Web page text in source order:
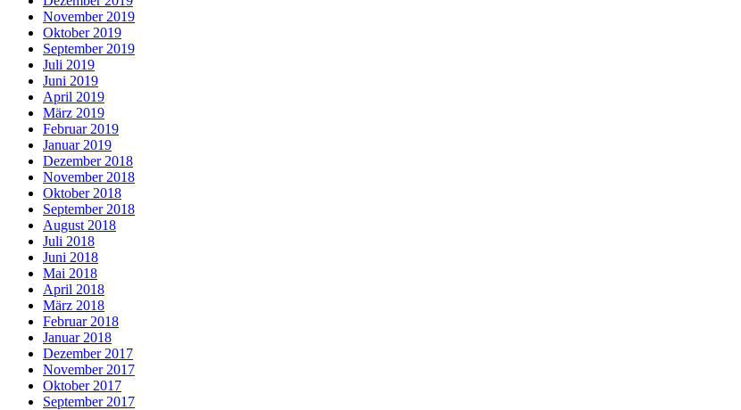
November 2019
Oktober 2019
September 2019
Juli 2019
Juni 2019
April 2019
März 2019
Februar 2019
Januar 2019
Dezember 2018
November 2018
Oktober 2018
September 2018
August 2018
Juli 2018
Juni 2018
Mai 2018
April 2018
März 2018
Februar 2018
Januar 2018
Dezember 2017
November 2017
Oktober 2017
September 2017